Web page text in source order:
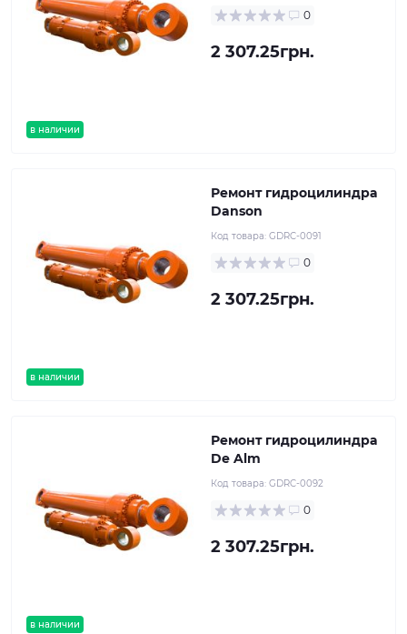
в наличии
0
2 307.25грн.
в наличии
Ремонт гидроцилиндра
Danson
Код товара: GDRC-0091
0
2 307.25грн.
в наличии
Ремонт гидроцилиндра
De Alm
Код товара: GDRC-0092
0
2 307.25грн.